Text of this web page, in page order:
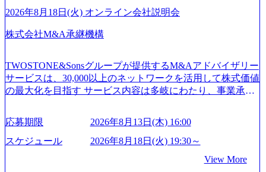
特長 ビジネスへの深い理解を持つコンサルタントが集うXs
pearと、最先端テクノロジーに深い知見を持つシンプレクス
社またはグループ会社との協力体制を築いている Xspear社
sion-production.appspot.com/public/images/20240925204111_caa9
4e4b-6aae-45a6-a0ce-b98154c816a2_1153x543.webp メンバー情
報 (https://www.xspear.co.jp/member/)一部抜粋 - 伊勢山 昇吾氏:
業界で新規事業戦略、成長戦略、PMI推進、業務改革等の幅
広いプロジェクトに従事 - 鈴木健仁氏：新卒でベイカレン
トに入社し最年少ディレクターを経てXspearに参画 - 梶田
案、人事組織テーマに強みを持ち、メディア・エンタメ業
cb8-329e-4a45-a8f5-73d9728b2cd7_1200x486.webp https://storag
e.googleapis.com/our-vision-production.appspot.com/public/image
s/20260224131100_d8b3379f-6e64-4566-aea4-924f21977d35_120
0x460.webp https://storage.googleapis.com/our-vision-production.a
810e-138e27965ee8_1200x386.webp グローバル人財育成を目
的とした「語学研修」、効果的なプレゼンのポイントを掴
み実践に強くなるための「プレゼン研修」、自社キャリア
アドバイザーによる自身のキャリア構築をめざす「キャリ
スタイム制度を実施しており、月単位の決められた労働時
間の範囲内で、出社・退社の時刻を社員の自己裁量に委
ね、ワークライフバランスを図りながら効率的に働くこと
ができる 【休日】 土日祝休みの完全週休2日制 2025年度の
2026年8月18日(火) オンライン会社説明会
株式会社M&A承継機構
TWOSTONE&Sonsグループが提供するM&Aアドバイザリー
サービスは、30,000以上のネットワークを活用して株式価値
の最大化を目指す サービス内容は多岐にわたり、事業承継
リーなどが含まれており、幅広いニーズに対応 譲渡企業に
対しては完全成功報酬制を採用し、M&A以外の選択肢も尊
重する姿勢を持ち、将来の株価成長を取り込むスキームの
&A業界のリーディングカンパニーであり、領域にこだわら
応募期限
2026年8月13日(木) 16:00
スケジュール
2026年8月18日(火) 19:30～
View More